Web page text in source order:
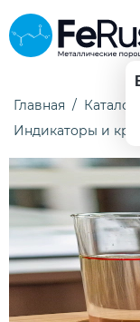
Главная Каталог
Индикаторы и